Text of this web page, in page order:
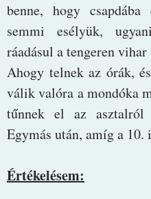
benne, hogy
semmi esélyük,
ráadásul a tengeren
Ahogy telnek az órák,
válik valóra a mondóka
tűnnek el az asztalról
Egymás után, amíg a
Értékelésem: